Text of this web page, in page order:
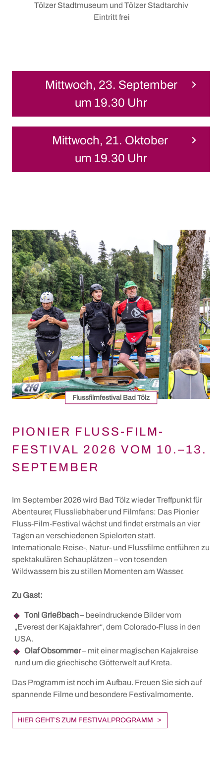
Tölzer Stadtmuseum und Tölzer Stadtarchiv
Eintritt frei
Mittwoch, 23. September
um 19.30 Uhr
Mittwoch, 21. Oktober
um 19.30 Uhr
Flussfilmfestival Bad Tölz
PIONIER FLUSS-FILM-F
ESTIVAL 2026 VOM 10.–13. S
EPTEMBER
Im September 2026 wird Bad Tölz wieder Treffpunkt für
Abenteurer, Flussliebhaber und Filmfans: Das Pionier
Fluss-Film-Festival wächst und findet erstmals an vier
Tagen an verschiedenen Spielorten statt.
Internationale Reise-, Natur- und Flussfilme entführen zu
spektakulären Schauplätzen – von tosenden
Wildwassern bis zu stillen Momenten am Wasser.
Zu Gast:
Toni Grießbach– beeindruckende Bilder vom
„Everest der Kajakfahrer“, dem Colorado-Fluss in den
USA.
Olaf Obsommer– mit einer magischen Kajakreise
rund um die griechische Götterwelt auf Kreta.
Das Programm ist noch im Aufbau. Freuen Sie sich auf
spannende Filme und besondere Festivalmomente.
HIER GEHT’S ZUM FESTIVALPROGRAMM